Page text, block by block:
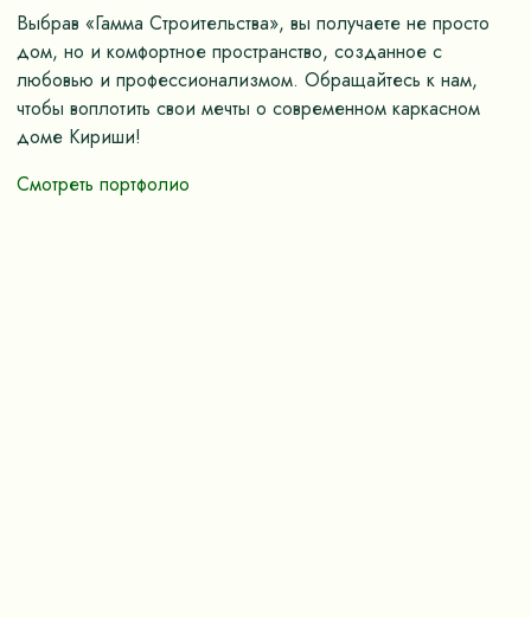
Выбрав «Гамма Строительства», вы получаете не просто
дом, но и комфортное пространство, созданное с
любовью и профессионализмом. Обращайтесь к нам,
чтобы воплотить свои мечты о современном каркасном
доме Кириши!
Смотреть портфолио